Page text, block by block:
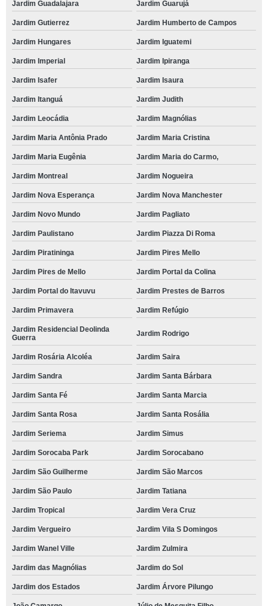
Jardim Guadalajara Jardim Guarujá
Jardim Gutierrez Jardim Humberto de Campos
Jardim Hungares Jardim Iguatemi
Jardim Imperial Jardim Ipiranga
Jardim Isafer Jardim Isaura
Jardim Itanguá Jardim Judith
Jardim Leocádia Jardim Magnólias
Jardim Maria Antônia Prado Jardim Maria Cristina
Jardim Maria Eugênia Jardim Maria do Carmo,
Jardim Montreal Jardim Nogueira
Jardim Nova Esperança Jardim Nova Manchester
Jardim Novo Mundo Jardim Pagliato
Jardim Paulistano Jardim Piazza Di Roma
Jardim Piratininga Jardim Pires Mello
Jardim Pires de Mello Jardim Portal da Colina
Jardim Portal do Itavuvu Jardim Prestes de Barros
Jardim Primavera Jardim Refúgio
Jardim Residencial Deolinda
Guerra
Jardim Rodrigo
Jardim Rosária Alcoléa Jardim Saira
Jardim Sandra Jardim Santa Bárbara
Jardim Santa Fé Jardim Santa Marcia
Jardim Santa Rosa Jardim Santa Rosália
Jardim Seriema Jardim Simus
Jardim Sorocaba Park Jardim Sorocabano
Jardim São Guilherme Jardim São Marcos
Jardim São Paulo Jardim Tatiana
Jardim Tropical Jardim Vera Cruz
Jardim Vergueiro Jardim Vila S Domingos
Jardim Wanel Ville Jardim Zulmira
Jardim das Magnólias Jardim do Sol
Jardim dos Estados Jardim Árvore Pilungo